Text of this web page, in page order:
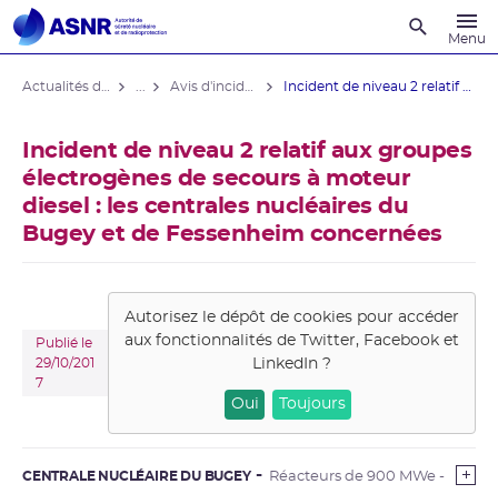
Menu
Incident de niveau 2 relatif aux groupes
électrogènes de secours à moteur
diesel : les centrales nucléaires du
Bugey et de Fessenheim concernées
Publié le
29/10/201
7
Autorisez le dépôt de cookies pour accéder
aux fonctionnalités deTwitter, Facebook et
LinkedIn ?
Oui Toujours
CENTRALE NUCLÉAIRE DU BUGEY
Réacteurs de 900 MWe -